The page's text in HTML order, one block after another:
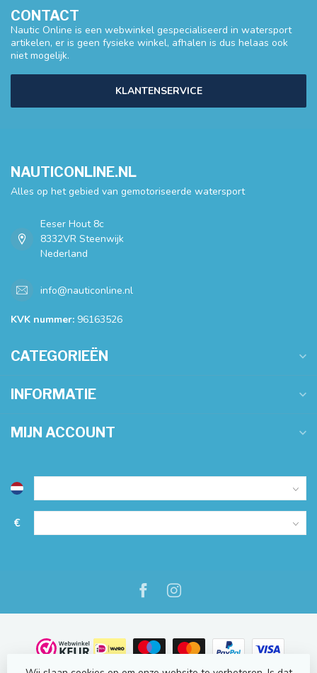
CONTACT
Nautic Online is een webwinkel gespecialiseerd in watersport
artikelen, er is geen fysieke winkel, afhalen is dus helaas ook
niet mogelijk.
KLANTENSERVICE
NAUTICONLINE.NL
Alles op het gebied van gemotoriseerde watersport
Eeser Hout 8c
8332VR Steenwijk
Nederland
info@nauticonline.nl
KVK nummer: 96163526
CATEGORIEËN
INFORMATIE
MIJN ACCOUNT
€